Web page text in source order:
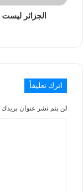
الجزائر
اترك تعليقاً
لن يتم نشر عنوان بريدك